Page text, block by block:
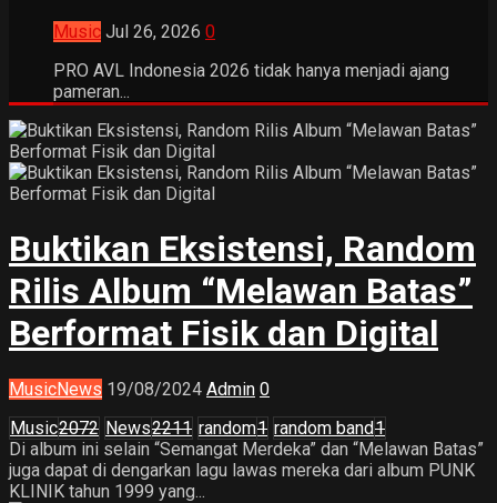
Music Jul 26, 2026 0
PRO AVL Indonesia 2026 tidak hanya menjadi ajang
pameran...
Buktikan Eksistensi, Random
Rilis Album “Melawan Batas”
Berformat Fisik dan Digital
MusicNews 19/08/2024 Admin 0
Music2072 News2211 random1 random band1
Di album ini selain “Semangat Merdeka” dan “Melawan Batas”
juga dapat di dengarkan lagu lawas mereka dari album PUNK
KLINIK tahun 1999 yang...